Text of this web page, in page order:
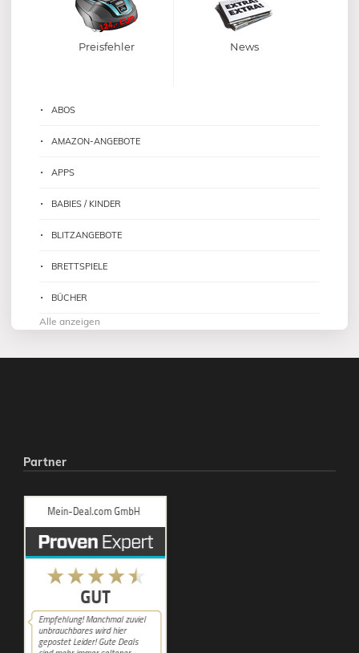
Preisfehler News
ABOS
AMAZON-ANGEBOTE
APPS
BABIES / KINDER
BLITZANGEBOTE
BRETTSPIELE
BÜCHER
Alle anzeigen
Partner